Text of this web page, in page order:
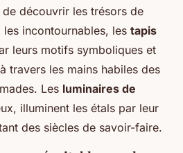
découvrir les trésors de
les incontournables, les tapis
leurs motifs symboliques et
travers les mains habiles des
Les luminaires de
illuminent les étals par leur
des siècles de savoir-faire.